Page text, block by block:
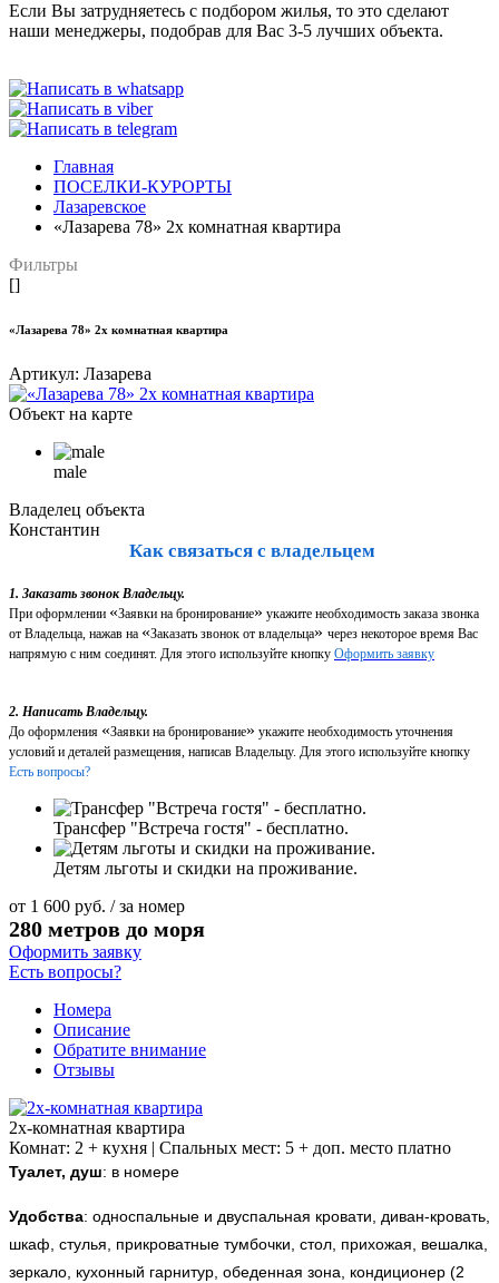
Если Вы затрудняетесь с подбором жилья, то это сделают
наши менеджеры, подобрав для Вас 3-5 лучших объекта.
Главная
ПОСЕЛКИ-КУРОРТЫ
Лазаревское
«Лазарева 78» 2х комнатная квартира
Фильтры
[]
«Лазарева 78» 2х комнатная квартира
Артикул: Лазарева
Объект на карте
male
Владелец объекта
Константин
Как связаться с владельцем
1. Заказать звонок Владельцу.
При оформлении «Заявки на бронирование» укажите необходимость заказа звонка
от Владельца, нажав на «Заказать звонок от владельца» через некоторое время Вас
напрямую с ним соединят. Для этого используйте кнопку Оформить заявку
2. Написать Владельцу.
До оформления «Заявки на бронирование» укажите необходимость уточнения
условий и деталей размещения, написав Владельцу. Для этого используйте кнопку
Есть вопросы?
Трансфер "Встреча гостя" - бесплатно.
Детям льготы и скидки на проживание.
от 1 600 руб. / за номер
280 метров до моря
Оформить заявку
Есть вопросы?
Номера
Описание
Обратите внимание
Отзывы
2х-комнатная квартира
Комнат: 2 + кухня | Спальных мест: 5 + доп. место платно
Туалет, душ: в номере
Удобства: односпальные и двуспальная кровати, диван-кровать,
шкаф, стулья, прикроватные тумбочки, стол, прихожая, вешалка,
зеркало, кухонный гарнитур, обеденная зона, кондиционер (2